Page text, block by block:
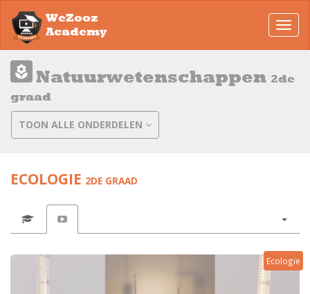
WeZooz
Academy
Natuurwetenschappen 2de
graad
TOON ALLE ONDERDELEN
ECOLOGIE 2DE GRAAD
Ecologie